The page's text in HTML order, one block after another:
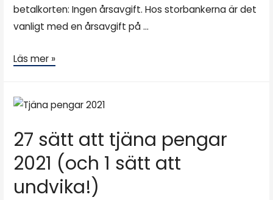
betalkorten: Ingen årsavgift. Hos storbankerna är det
vanligt med en årsavgift på …
Läs mer »
27 sätt att tjäna pengar
2021 (och 1 sätt att
undvika!)